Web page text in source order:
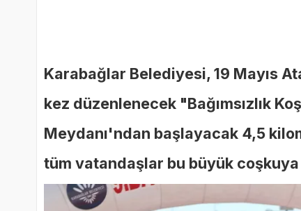
Karabağlar Belediyesi, 19 Mayıs
kez düzenlenecek "Bağımsızlık
Meydanı'ndan başlayacak 4,5
tüm vatandaşlar bu büyük